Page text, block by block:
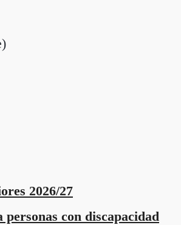
2026/27
con discapacidad